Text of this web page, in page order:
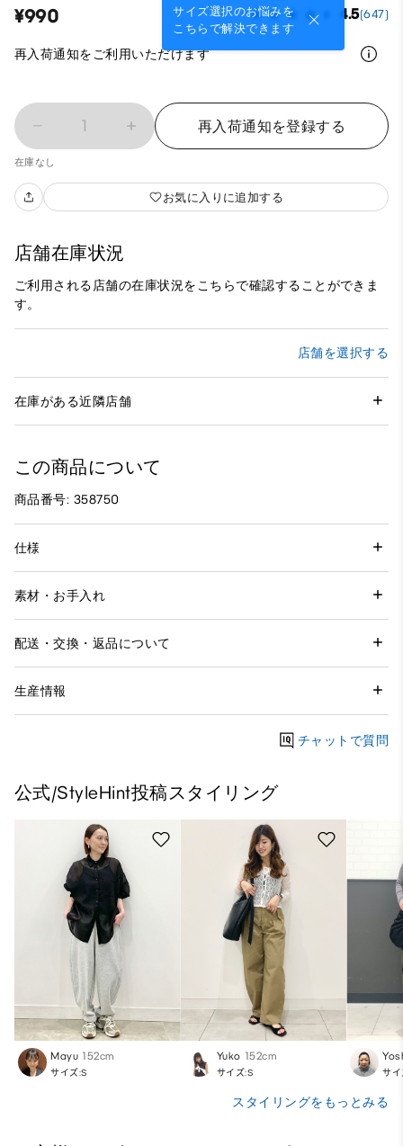
サイズ選択のお悩みを
こちらで解決できます
¥990 4.5(647)
再入荷通知をご利用いただけます
1 再入荷通知を登録する
在庫なし
お気に入りに追加する
店舗在庫状況
ご利用される店舗の在庫状況をこちらで確認することができま
す。
店舗を選択する
在庫がある近隣店舗
この商品について
商品番号: 358750
仕様
素材・お手入れ
配送・交換・返品について
生産情報
チャットで質問
公式/StyleHint投稿スタイリング
Mayu 152cm
サイズ:S
Yuko 152cm
サイズ:S サ
スタイリングをもっとみる